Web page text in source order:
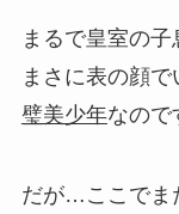
まるで皇室の子
まさに表の顔
璧美少年なので
だが…ここでま